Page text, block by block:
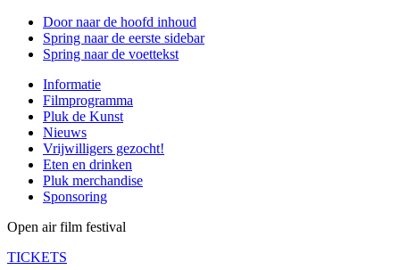
Door naar de hoofd inhoud
Spring naar de eerste sidebar
Spring naar de voettekst
Informatie
Filmprogramma
Pluk de Kunst
Nieuws
Vrijwilligers gezocht!
Eten en drinken
Pluk merchandise
Sponsoring
Open air film festival
TICKETS